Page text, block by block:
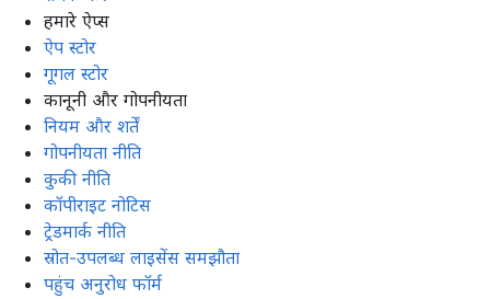
हमारे ऐप्स
ऐप स्टोर
गूगल स्टोर
कानूनी और गोपनीयता
नियम और शर्तें
गोपनीयता नीति
कुकी नीति
कॉपीराइट नोटिस
ट्रेडमार्क नीति
स्रोत-उपलब्ध लाइसेंस समझौता
पहुंच अनुरोध फॉर्म